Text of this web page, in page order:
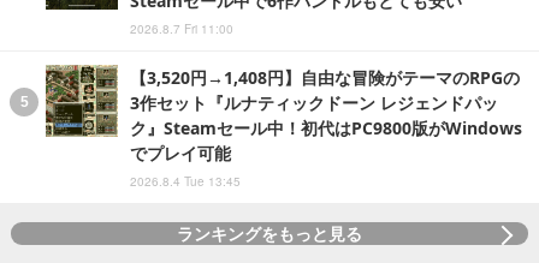
2026.8.7 Fri 11:00
【3,520円→1,408円】自由な冒険がテーマのRPGの
3作セット『ルナティックドーン レジェンドパッ
ク』Steamセール中！初代はPC9800版がWindows
でプレイ可能
2026.8.4 Tue 13:45
ランキングをもっと見る